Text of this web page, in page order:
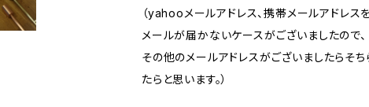
（yahooメールアドレス、携帯メールアドレス
メールが届かないケースがございましたので、
その他のメールアドレスがございましたらそ
たらと思います。）